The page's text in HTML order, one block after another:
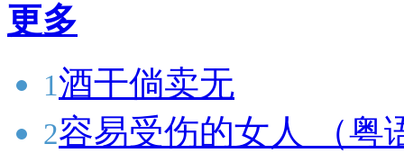
更多
1酒干倘卖无
2容易受伤的女人 （粤